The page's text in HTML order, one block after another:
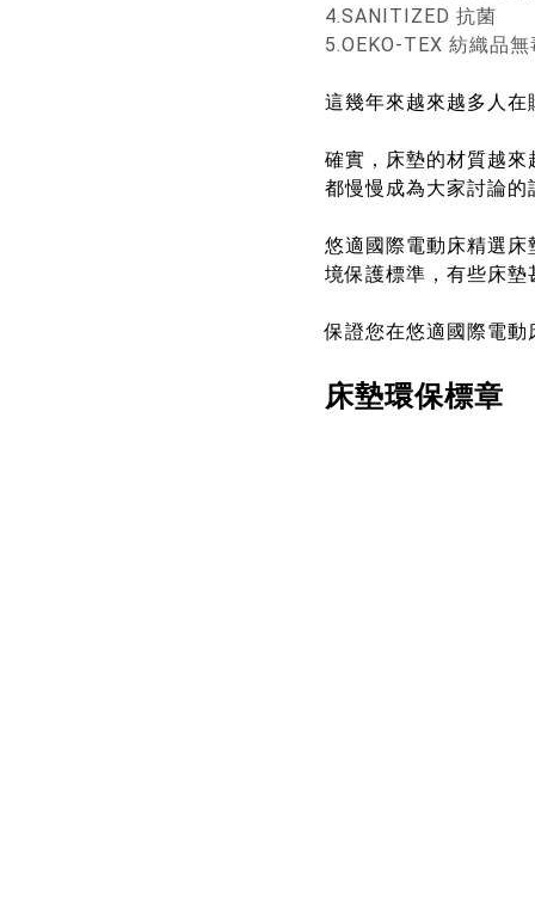
4.SANITIZED 抗菌
5.OEKO-TEX 紡織品
這幾年來越來越多人
確實，床墊的材質越
都慢慢成為大家討論的
悠適國際電動床精選床
境保護標準，有些床
保證您在悠適國際電
床墊環保標章